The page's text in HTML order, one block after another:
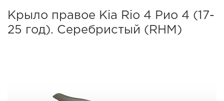
Крыло правое Kia Rio 4 Рио 4 (17-
25 год). Серебристый (RHM)